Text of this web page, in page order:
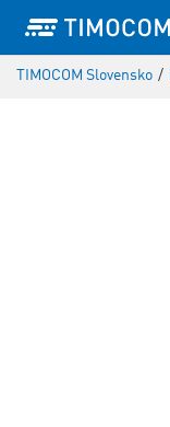
TIMOCOM Slovensko /